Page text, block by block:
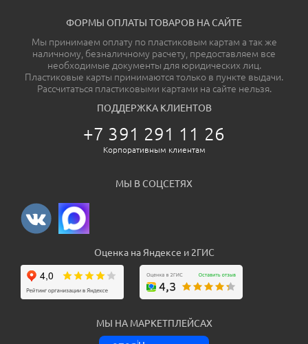
ФОРМЫ ОПЛАТЫ ТОВАРОВ НА САЙТЕ
Мы принимаем оплату по пластиковым картам а так же
наличному, безналичному расчету, предоставляем все
необходимые документы для юридических лиц.
Пластиковые карты принимаются только в пункте выдачи.
Рассчитаться пластиковыми картами на сайте нельзя.
ПОДДЕРЖКА КЛИЕНТОВ
+7 391 291 11 26
Корпоративным клиентам
МЫ В СОЦСЕТЯХ
Оценка на Яндексе и 2ГИС
МЫ НА МАРКЕТПЛЕЙСАХ